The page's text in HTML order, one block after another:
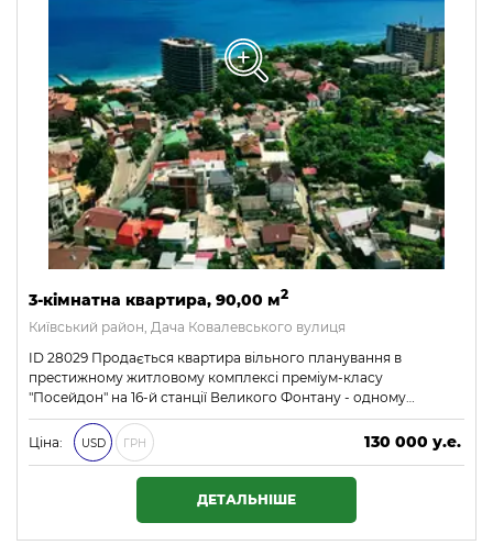
3-кімнатна квартира, 90,00 м2
Київський район, Дача Ковалевського вулиця
ID 28029 Продається квартира вільного планування в
престижному житловому комплексі преміум-класу
"Посейдон" на 16-й станції Великого Фонтану - одному…
Ціна: USD ГРН
130 000 у.е.
5 590 000 ₴
ДЕТАЛЬНІШЕ